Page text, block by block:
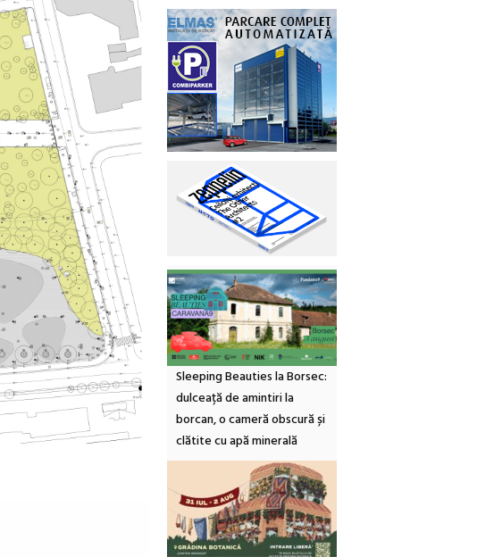
Sleeping Beauties la Borsec:
dulceață de amintiri la
borcan, o cameră obscură și
clătite cu apă minerală